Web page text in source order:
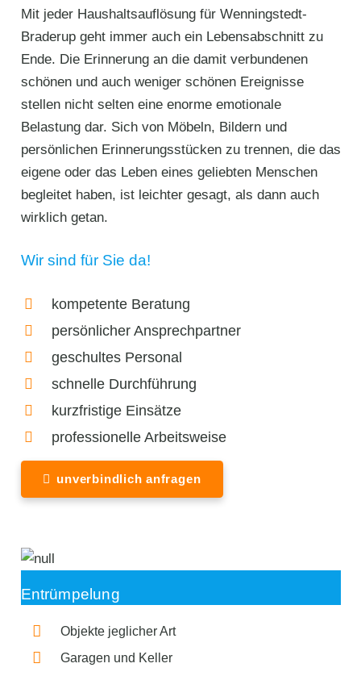
Mit jeder Haushaltsauflösung für Wenningstedt-
Braderup geht immer auch ein Lebensabschnitt zu
Ende. Die Erinnerung an die damit verbundenen
schönen und auch weniger schönen Ereignisse
stellen nicht selten eine enorme emotionale
Belastung dar. Sich von Möbeln, Bildern und
persönlichen Erinnerungsstücken zu trennen, die das
eigene oder das Leben eines geliebten Menschen
begleitet haben, ist leichter gesagt, als dann auch
wirklich getan.
Wir sind für Sie da!
kompetente Beratung
persönlicher Ansprechpartner
geschultes Personal
schnelle Durchführung
kurzfristige Einsätze
professionelle Arbeitsweise
unverbindlich anfragen
Entrümpelung
Objekte jeglicher Art
Garagen und Keller